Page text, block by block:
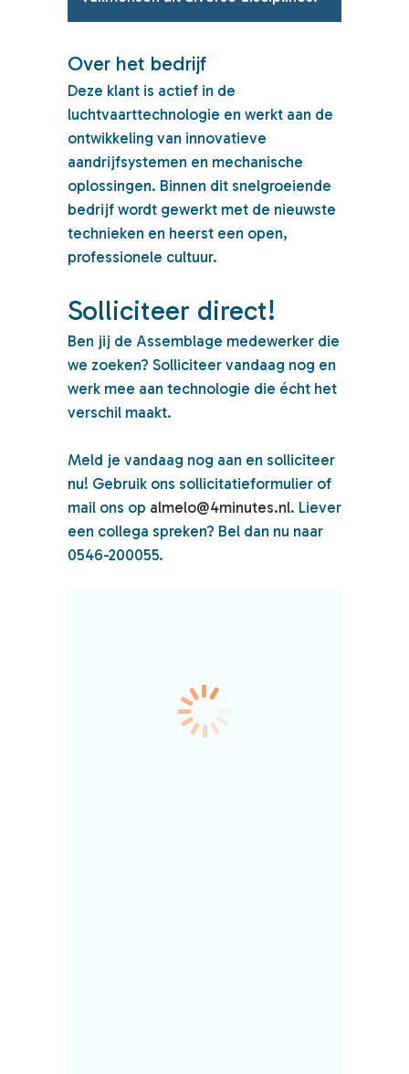
Over het bedrijf
Deze klant is actief in de
luchtvaarttechnologie en werkt aan de
ontwikkeling van innovatieve
aandrijfsystemen en mechanische
oplossingen. Binnen dit snelgroeiende
bedrijf wordt gewerkt met de nieuwste
technieken en heerst een open,
professionele cultuur.
Solliciteer direct!
Ben jij de Assemblage medewerker die
we zoeken? Solliciteer vandaag nog en
werk mee aan technologie die écht het
verschil maakt.
Meld je vandaag nog aan en solliciteer
nu! Gebruik ons sollicitatieformulier of
mail ons op almelo@4minutes.nl. Liever
een collega spreken? Bel dan nu naar
0546-200055.